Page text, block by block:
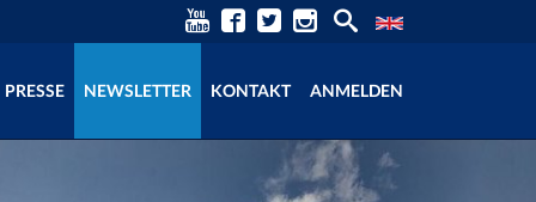
PRESSE NEWSLETTER KONTAKT ANMELDEN